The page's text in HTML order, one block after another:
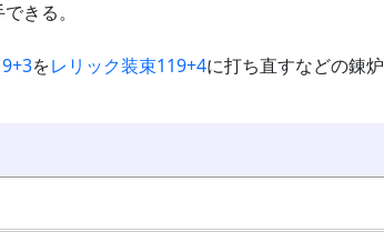
きる。
をレリック装束119+4に打ち直すなどの錬炉